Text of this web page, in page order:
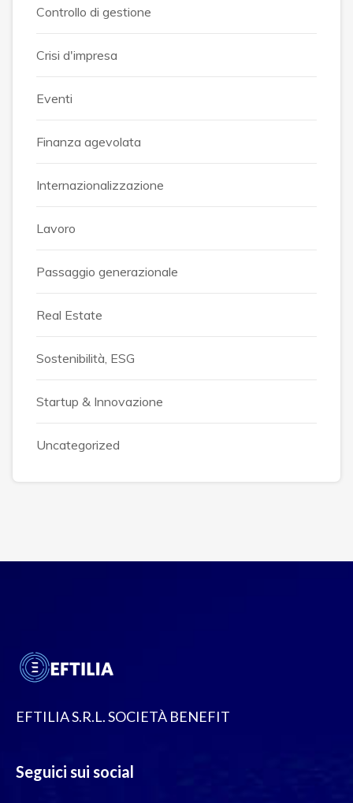
Controllo di gestione
Crisi d'impresa
Eventi
Finanza agevolata
Internazionalizzazione
Lavoro
Passaggio generazionale
Real Estate
Sostenibilità, ESG
Startup & Innovazione
Uncategorized
EFTILIA S.R.L. SOCIETÀ BENEFIT
Seguici sui social